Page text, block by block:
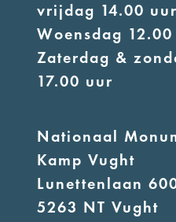
vrijdag 14.00
Woensdag
Zaterdag &
17.00 uur
Nationaal
Kamp Vught
Lunettenlaan
5263 NT Vught